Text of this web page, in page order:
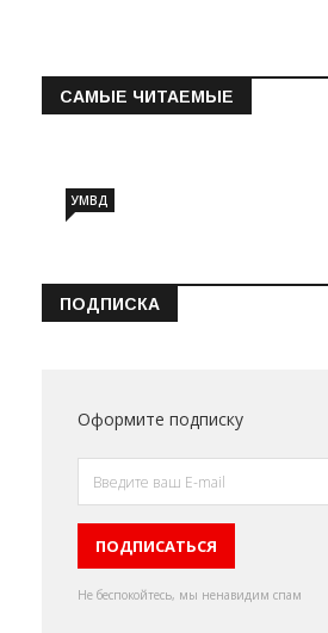
САМЫЕ ЧИТАЕМЫЕ
УМВД
ПОДПИСКА
Оформите подписку
Не беспокойтесь, мы ненавидим спам